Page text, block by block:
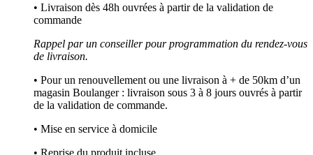
• Livraison dès 48h ouvrées à partir de la validation de
commande
Rappel par un conseiller pour programmation du rendez-vous
de livraison.
• Pour un renouvellement ou une livraison à + de 50km d’un
magasin Boulanger : livraison sous 3 à 8 jours ouvrés à partir
de la validation de commande.
• Mise en service à domicile